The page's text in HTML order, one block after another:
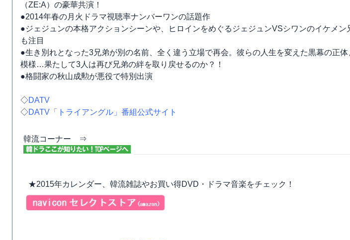
（ZE:A）の豪華共演！
●2014年春の月火ドラマ視聴率ナンバーワンの話題作
●ジェジュンの本格アクションシーンや、ヒロインをめぐるジェジュンVSシワンのイケメン
も注目
●生き別れとなった3兄弟が別の名前、全く違う立場で再会。彼らの人生を変えた黒幕の正
模様…果たして3人は再び兄弟の絆を取り戻せるのか？！
●格闘家の秋山成勲が悪役で特別出演
◇DATV
◇DATV「トライアングル」番組公式サイト
韓流コーナー ⇒
★2015年カレンダー、韓流雑誌やお買い得DVD・ドラマ音楽をチェック！